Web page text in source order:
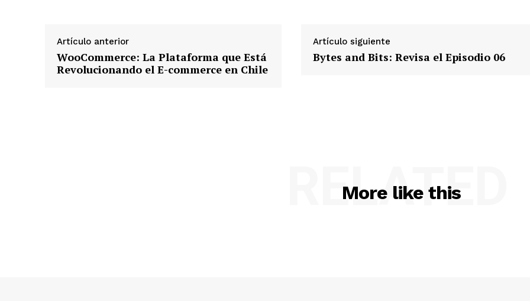
d
o
.
Artículo anterior
WooCommerce: La Plataforma que Está
Revolucionando el E-commerce en Chile
Artículo siguiente
Bytes and Bits: Revisa el Episodio 06
More like this
RELATED